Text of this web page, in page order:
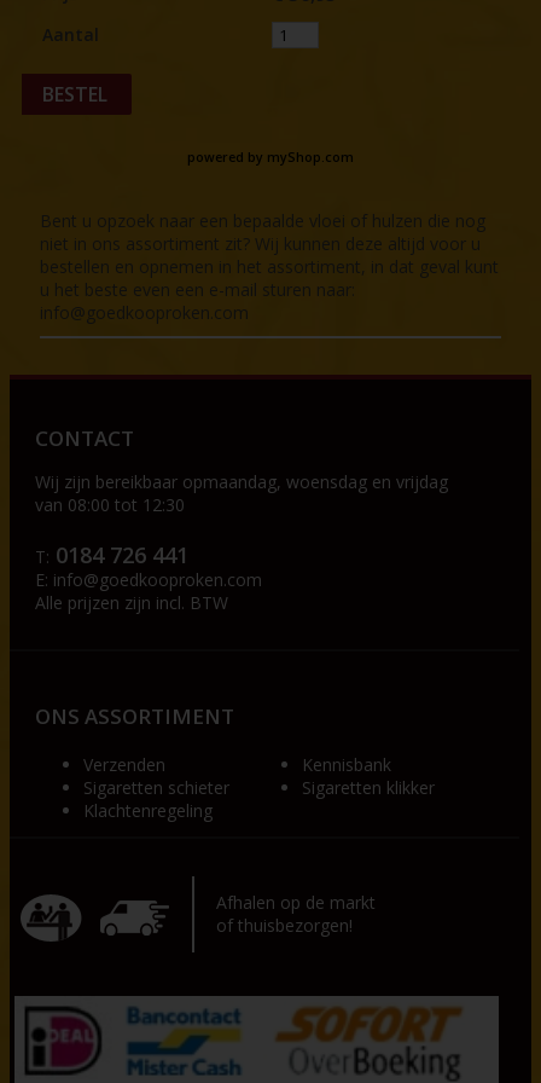
Aantal
BESTEL
powered by myShop.com
Bent u opzoek naar een bepaalde vloei of hulzen die nog
niet in ons assortiment zit? Wij kunnen deze altijd voor u
bestellen en opnemen in het assortiment, in dat geval kunt
u het beste even een e-mail sturen naar:
info@goedkooproken.com
CONTACT
Wij zijn bereikbaar opmaandag, woensdag en vrijdag
van 08:00 tot 12:30
T: 0184 726 441
E: info@goedkooproken.com
Alle prijzen zijn incl. BTW
ONS ASSORTIMENT
Verzenden
Kennisbank
Sigaretten schieter
Sigaretten klikker
Klachtenregeling
Afhalen op de markt
of thuisbezorgen!